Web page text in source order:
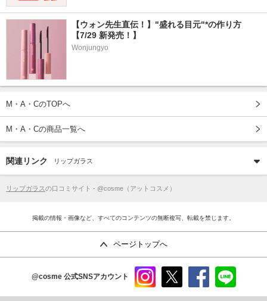
【ウォン先生直伝！】"盛れる目元"*の作り方
【7/29 新発売！】
Wonjungyo
M・A・CのTOPへ
M・A・Cの商品一覧へ
関連リンク リップガラス
リップガラスの口コミサイト - @cosme（アットコスメ）
掲載の情報・画像など、すべてのコンテンツの無断複写、転載を禁じます。
ページトップへ
@cosme 公式SNSアカウント